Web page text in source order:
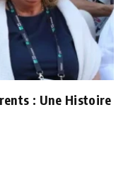
: Une Histoire